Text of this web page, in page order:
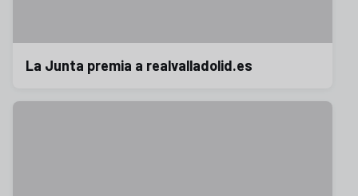
La Junta premia a realvalladolid.es